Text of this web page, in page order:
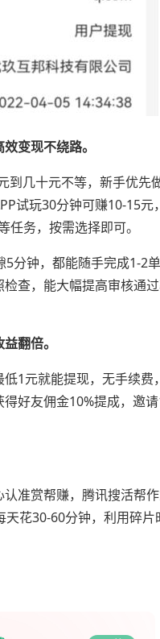
变现不绕路。
到几十元不等，新手优
试玩30分钟可赚10-15
任务，按需选择即可。
分钟，都能随手完成1-2
查，能大幅提高审核通
翻倍。
1元就能提现，无手续
好友佣金10%提成，邀
准赏帮赚，腾讯搜活帮
花30-60分钟，利用碎